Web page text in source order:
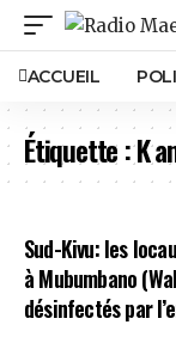
ACCUEIL
Étiquette :K
Sud-Kivu: les
à Mubumbano
désinfectés par